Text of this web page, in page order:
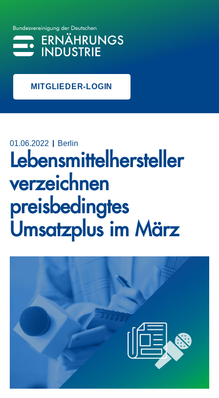
BVE
BUNDESVEREINIGUNG DER ERNÄHRUNGSINDUSTRIE
MITGLIEDER-LOGIN
01.06.2022 Berlin
Lebensmittelhersteller
verzeichnen
preisbedingtes
Umsatzplus im März